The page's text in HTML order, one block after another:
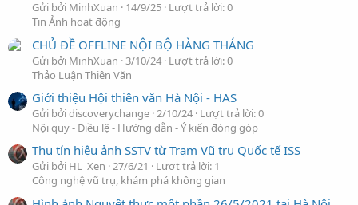
Gửi bởi MinhXuan 14/9/25 Lượt trả lời: 0
Tin Ảnh hoạt động
CHỦ ĐỀ OFFLINE NỘI BỘ HÀNG THÁNG
Gửi bởi MinhXuan 3/10/24 Lượt trả lời: 0
Thảo Luận Thiên Văn
Giới thiệu Hội thiên văn Hà Nội - HAS
Gửi bởi discoverychange 2/10/24 Lượt trả lời: 0
Nội quy - Điều lệ - Hướng dẫn - Ý kiến đóng góp
Thu tín hiệu ảnh SSTV từ Trạm Vũ trụ Quốc tế ISS
Gửi bởi HL_Xen 27/6/21
Lượt trả lời: 1
Công nghệ vũ trụ, khám phá không gian